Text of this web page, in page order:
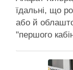
їдальні, що
або й
"першого
чорного